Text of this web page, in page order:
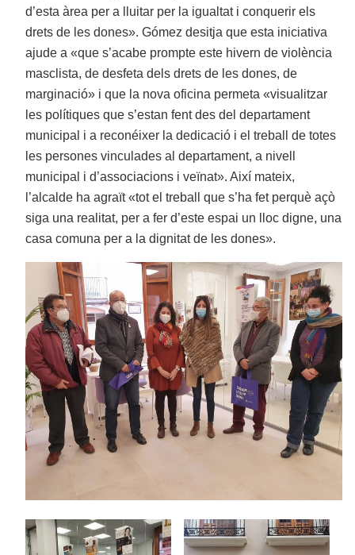
d’esta àrea per a lluitar per la igualtat i conquerir els
drets de les dones». Gómez desitja que esta iniciativa
ajude a «que s’acabe prompte este hivern de violència
masclista, de desfeta dels drets de les dones, de
marginació» i que la nova oficina permeta «visualitzar
les polítiques que s’estan fent des del departament
municipal i a reconéixer la dedicació i el treball de totes
les persones vinculades al departament, a nivell
municipal i d’associacions i veïnat». Així mateix,
l’alcalde ha agraït «tot el treball que s’ha fet perquè açò
siga una realitat, per a fer d’este espai un lloc digne, una
casa comuna per a la dignitat de les dones».